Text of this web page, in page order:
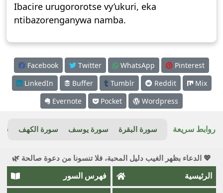
Ibacire urugororotse vy’ukuri, eka
ntibazorenganywa namba.
Facebook Twitter WhatsApp
Pinterest
LinkedIn
Buffer Tumblr Reddit
Mix
Evernote
Pocket Wordpress
روابط سريعة سورة البقرة سورة يوسف سورة الكهف
💖 الدعاء بظهر الغيب دليل المحبة، فلا تنسونا من دعوة صالحة 🌿
الرئيسية فهرس السور